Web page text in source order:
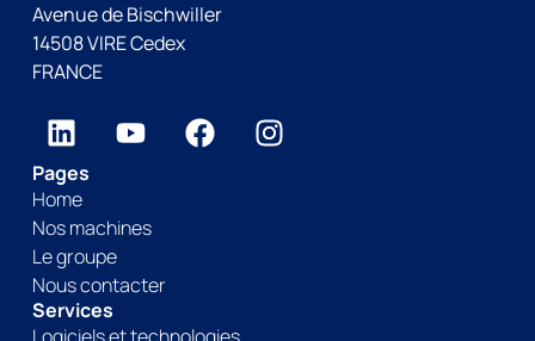
Avenue de Bischwiller
14508 VIRE Cedex
FRANCE
Pages
Home
Nos machines
Le groupe
Nous contacter
Services